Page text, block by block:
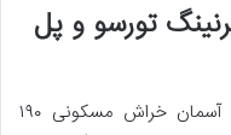
تورسو و پل
این آسمان خراش مسکونی ۱۹۰